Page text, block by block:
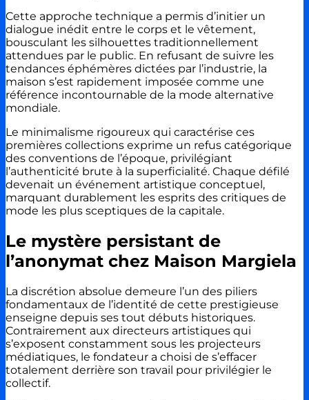
Cette approche technique a permis d’initier un
dialogue inédit entre le corps et le vêtement,
bousculant les silhouettes traditionnellement
attendues par le public. En refusant de suivre les
tendances éphémères dictées par l’industrie, la
maison s’est rapidement imposée comme une
référence incontournable de la mode alternative
mondiale.
Le minimalisme rigoureux qui caractérise ces
premières collections exprime un refus catégorique
des conventions de l’époque, privilégiant
l’authenticité brute à la superficialité. Chaque défilé
devenait un événement artistique conceptuel,
marquant durablement les esprits des critiques de
mode les plus sceptiques de la capitale.
Le mystère persistant de
l’anonymat chez Maison Margiela
La discrétion absolue demeure l’un des piliers
fondamentaux de l’identité de cette prestigieuse
enseigne depuis ses tout débuts historiques.
Contrairement aux directeurs artistiques qui
s’exposent constamment sous les projecteurs
médiatiques, le fondateur a choisi de s’effacer
totalement derrière son travail pour privilégier le
collectif.